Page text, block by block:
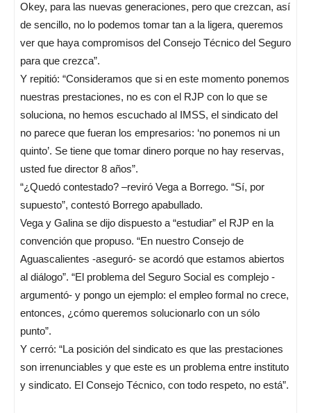
Okey, para las nuevas generaciones, pero que crezcan, así
de sencillo, no lo podemos tomar tan a la ligera, queremos
ver que haya compromisos del Consejo Técnico del Seguro
para que crezca”.
Y repitió: “Consideramos que si en este momento ponemos
nuestras prestaciones, no es con el RJP con lo que se
soluciona, no hemos escuchado al IMSS, el sindicato del
no parece que fueran los empresarios: ‘no ponemos ni un
quinto’. Se tiene que tomar dinero porque no hay reservas,
usted fue director 8 años”.
“¿Quedó contestado? –reviró Vega a Borrego. “Sí, por
supuesto”, contestó Borrego apabullado.
Vega y Galina se dijo dispuesto a “estudiar” el RJP en la
convención que propuso. “En nuestro Consejo de
Aguascalientes -aseguró- se acordó que estamos abiertos
al diálogo”. “El problema del Seguro Social es complejo -
argumentó- y pongo un ejemplo: el empleo formal no crece,
entonces, ¿cómo queremos solucionarlo con un sólo
punto”.
Y cerró: “La posición del sindicato es que las prestaciones
son irrenunciables y que este es un problema entre instituto
y sindicato. El Consejo Técnico, con todo respeto, no está”.